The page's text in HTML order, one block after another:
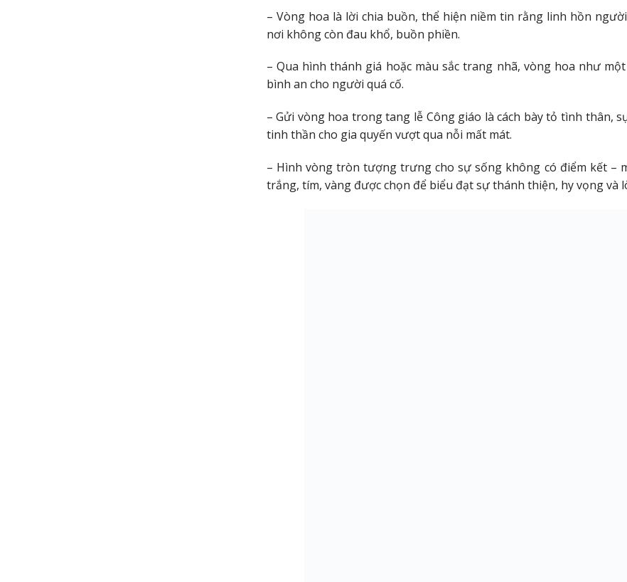
– Vòng hoa là lời chia buồn, thể hiện niềm tin rằng linh hồn
nơi không còn đau khổ, buồn phiền.
– Qua hình thánh giá hoặc màu sắc trang nhã, vòng hoa như
bình an cho người quá cố.
– Gửi vòng hoa trong tang lễ Công giáo là cách bày tỏ tình thân,
tinh thần cho gia quyến vượt qua nỗi mất mát.
– Hình vòng tròn tượng trưng cho sự sống không có điểm kết –
trắng, tím, vàng được chọn để biểu đạt sự thánh thiện, hy vọng và